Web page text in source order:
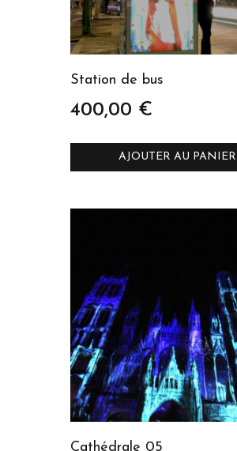
Station de bus
400,00 €
AJOUTER AU PANIER
Cathédrale 05